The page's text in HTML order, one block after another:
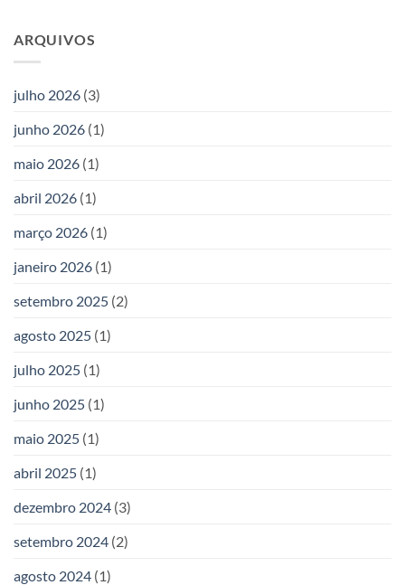
ARQUIVOS
julho 2026 (3)
junho 2026 (1)
maio 2026 (1)
abril 2026 (1)
março 2026 (1)
janeiro 2026 (1)
setembro 2025 (2)
agosto 2025 (1)
julho 2025 (1)
junho 2025 (1)
maio 2025 (1)
abril 2025 (1)
dezembro 2024 (3)
setembro 2024 (2)
agosto 2024 (1)